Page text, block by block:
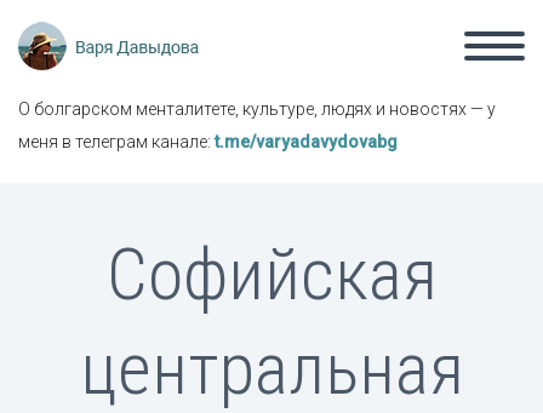
О болгарском менталитете, культуре, людях и новостях — у
меня в телеграм канале:t.me/varyadavydovabg
Софийская
центральная